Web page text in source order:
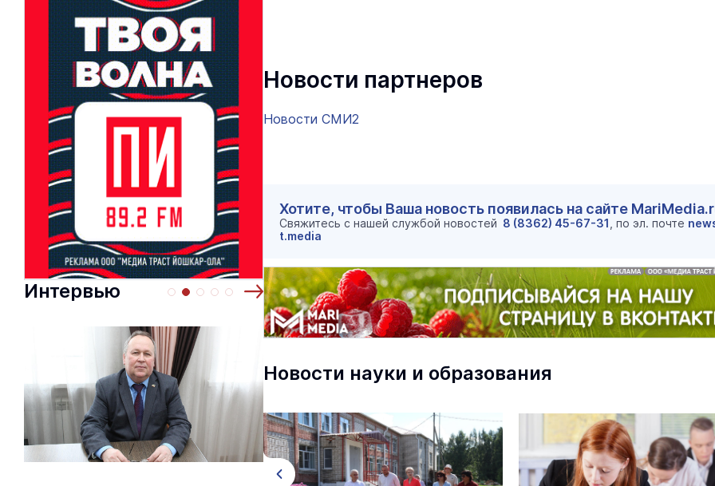
Интервью
Новости партнеров
Новости СМИ2
Хотите, чтобы Ваша новость появилась на сайте
Свяжитесь с нашей службой новостей 8 (8362) 45-67-31 , по эл. почте
t.media
Новости науки и образования